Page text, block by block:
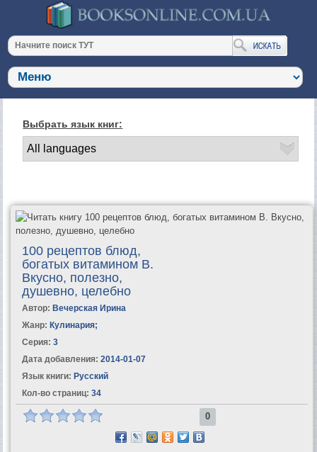
Выбрать язык книг:
100 рецептов блюд,
богатых витамином B.
Вкусно, полезно,
душевно, целебно
Автор: Вечерская Ирина
Жанр: Кулинария;
Серия: 3
Дата добавления: 2014-01-07
Язык книги: Русский
Кол-во страниц: 34
0